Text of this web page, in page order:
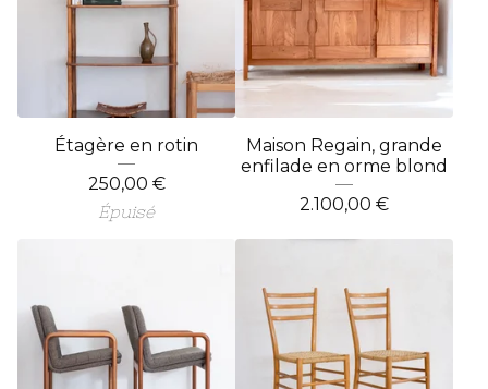
Étagère en rotin
250,00 €
Épuisé
Maison Regain, grande
enfilade en orme blond
2.100,00 €